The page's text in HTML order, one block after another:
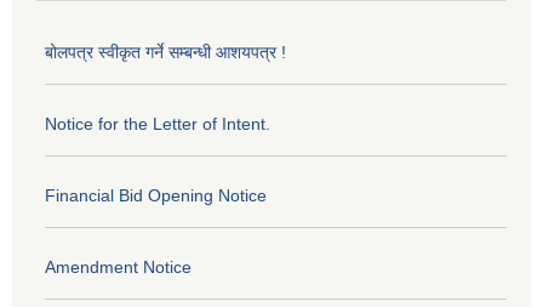
बोलपत्र स्वीकृत गर्ने सम्बन्धी आशयपत्र !
Notice for the Letter of Intent.
Financial Bid Opening Notice
Amendment Notice